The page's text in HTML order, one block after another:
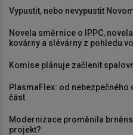
Vypustit, nebo nevypustit
Novela směrnice o IPPC,
kovárny a slévárny z pohledu
Komise plánuje začlenit
PlasmaFlex: od nebezpečného
část
Modernizace proměnila
projekt?